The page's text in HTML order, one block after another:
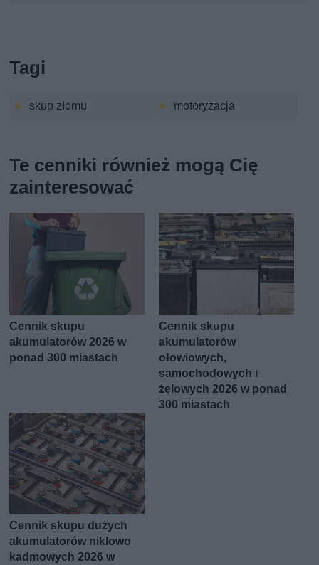
Tagi
skup złomu motoryzacja
Te cenniki również mogą Cię
zainteresować
Cennik skupu
akumulatorów 2026 w
ponad 300 miastach
Cennik skupu
akumulatorów
ołowiowych,
samochodowych i
żelowych 2026 w ponad
300 miastach
Cennik skupu dużych
akumulatorów niklowo
kadmowych 2026 w